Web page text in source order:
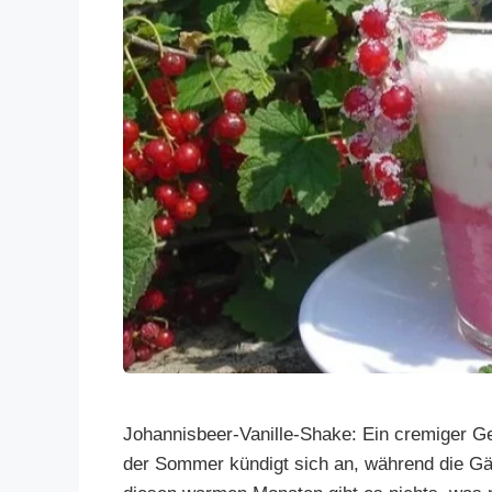
Johannisbeer-Vanille-Shake: Ein cremiger
der Sommer kündigt sich an, während die